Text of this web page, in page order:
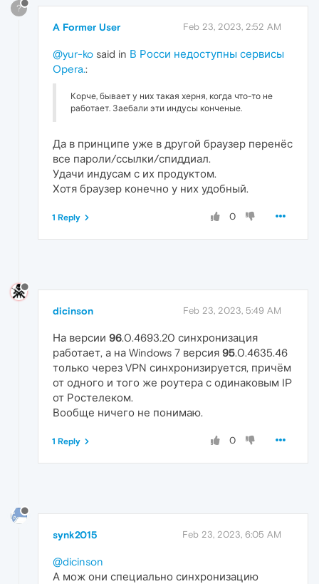
?
A Former User Feb 23, 2023, 2:52 AM
@yur-ko said in В Росси недоступны сервисы
Opera.:
Корче, бывает у них такая херня, когда что-то не
работает. Заебали эти индусы конченые.
Да в принципе уже в другой браузер перенёс
все пароли/ссылки/спиддиал.
Удачи индусам с их продуктом.
Хотя браузер конечно у них удобный.
0
1 Reply
dicinson Feb 23, 2023, 5:49 AM
На версии 96.0.4693.20 синхронизация
работает, а на Windows 7 версия 95.0.4635.46
только через VPN синхронизируется, причём
от одного и того же роутера с одинаковым IP
от Ростелеком.
Вообще ничего не понимаю.
0
1 Reply
synk2015 Feb 23, 2023, 6:05 AM
@dicinson
А мож они специально синхронизацию